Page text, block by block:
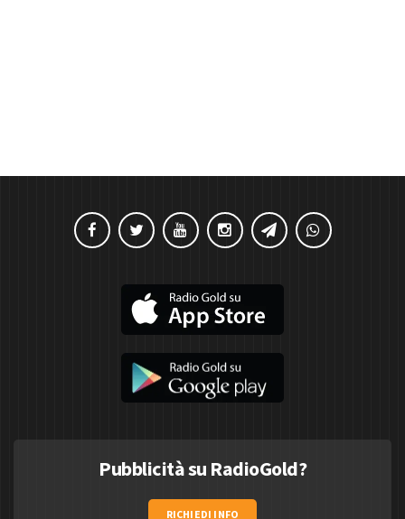
Pubblicità su RadioGold?
RICHIEDI INFO